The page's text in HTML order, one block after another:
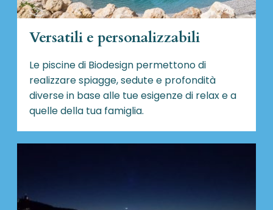
Versatili e personalizzabili
Le piscine di Biodesign permettono di
realizzare spiagge, sedute e profondità
diverse in base alle tue esigenze di relax e a
quelle della tua famiglia.